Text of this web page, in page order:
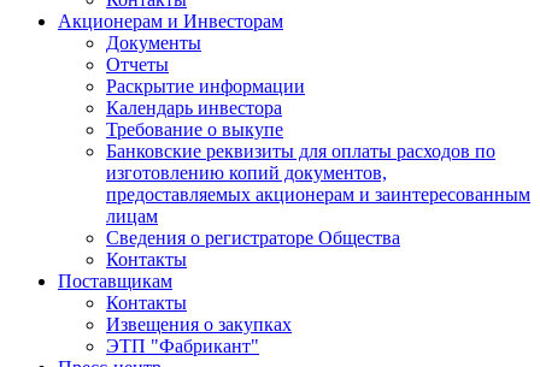
Акционерам и Инвесторам
Документы
Отчеты
Раскрытие информации
Календарь инвестора
Требование о выкупе
Банковские реквизиты для оплаты расходов по
изготовлению копий документов,
предоставляемых акционерам и заинтересованным
лицам
Сведения о регистраторе Общества
Контакты
Поставщикам
Контакты
Извещения о закупках
ЭТП "Фабрикант"